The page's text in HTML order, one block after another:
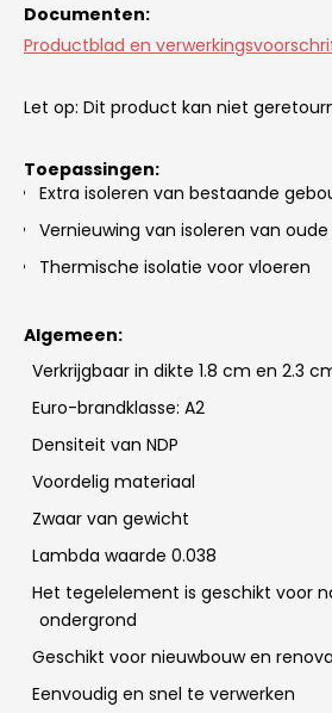
Documenten:
Productblad en
Let op: Dit product kan niet
Toepassingen:
Extra isoleren van bestaande
Vernieuwing van isoleren van
Thermische isolatie voor vloeren
Algemeen:
Verkrijgbaar in dikte 1.8 cm en 2.3
Euro-brandklasse: A2
Densiteit van NDP
Voordelig materiaal
Zwaar van gewicht
Lambda waarde 0.038
Het tegelelement is geschikt voor
ondergrond
Geschikt voor nieuwbouw en
Eenvoudig en snel te verwerken